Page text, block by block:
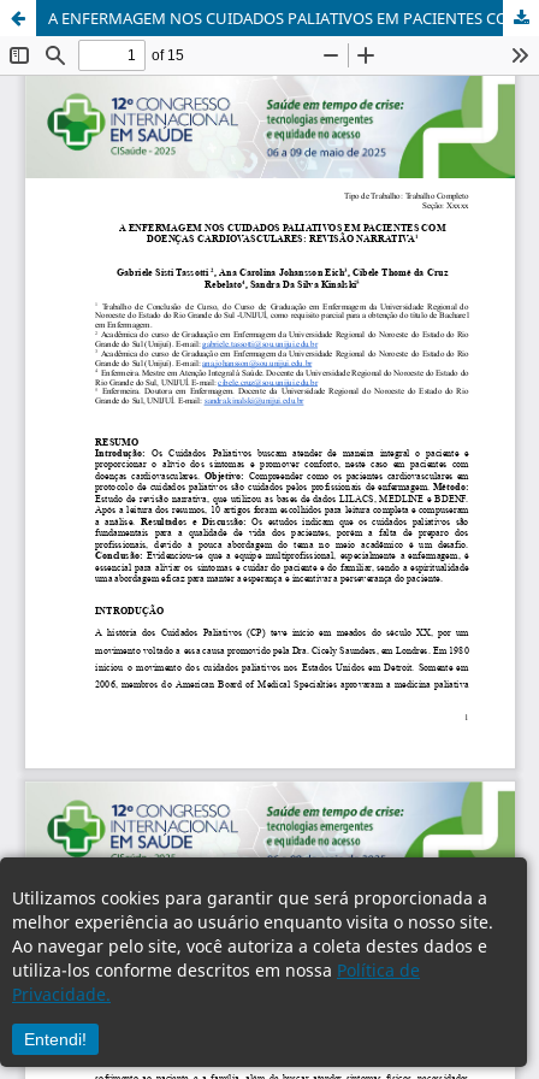
Utilizamos cookies para garantir que será proporcionada a
melhor experiência ao usuário enquanto visita o nosso site.
Ao navegar pelo site, você autoriza a coleta destes dados e
utiliza-los conforme descritos em nossa Política de
Privacidade.
Entendi!
A ENFERMAGEM NOS CUIDADOS PALIATIVOS EM PACIENTES COM DOENÇAS CARDIOVASCULARES: REVISÃO NARRATIVA